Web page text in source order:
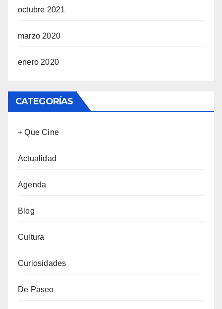
octubre 2021
marzo 2020
enero 2020
CATEGORÍAS
+ Que Cine
Actualidad
Agenda
Blog
Cultura
Curiosidades
De Paseo